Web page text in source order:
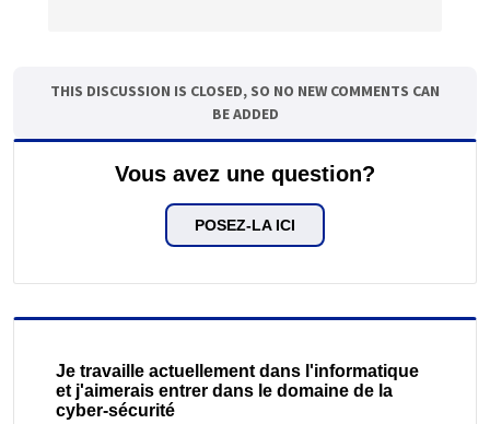
THIS DISCUSSION IS CLOSED, SO NO NEW COMMENTS CAN
BE ADDED
Vous avez une question?
POSEZ-LA ICI
Je travaille actuellement dans l'informatique
et j'aimerais entrer dans le domaine de la
cyber-sécurité